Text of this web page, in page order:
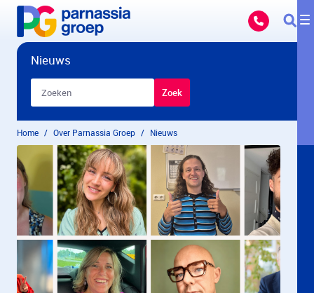
Overslaan en naar hoofdinhoud gaan
Nieuws
Zoekbalk Zoek
Home Over Parnassia Groep Nieuws